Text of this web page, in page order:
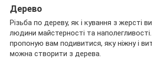
Дерево
Різьба по дереву, як і кування з жерсті
людини майстерності та наполегливості.
пропоную вам подивитися, яку ніжну і
можна створити з дерева.